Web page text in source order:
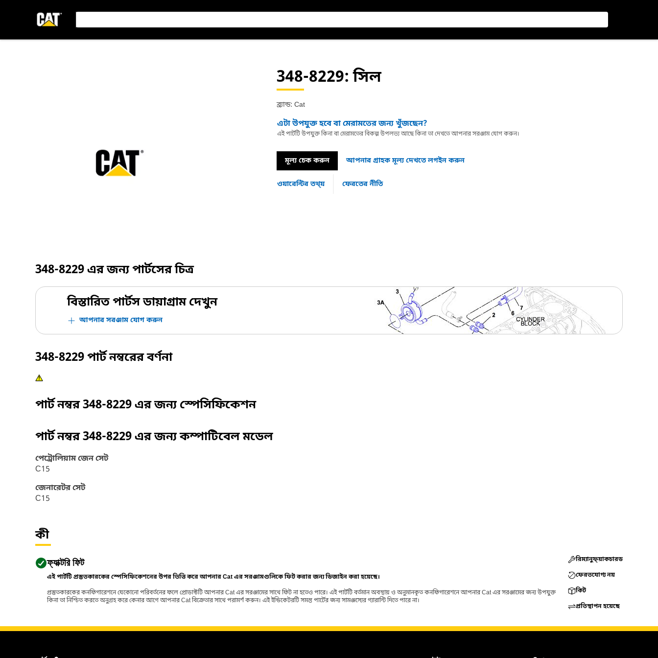
348-8229: সিল
ব্র্যান্ড: Cat
এটা উপযুক্ত হবে বা মেরামতের জন্য খুঁজছেন?
এই পার্টটি উপযুক্ত কিনা বা মেরামতের বিকল্প উপলভ্য আছে কিনা তা দেখতে আপনার সরঞ্জাম যোগ করুন।
মূল্য চেক করুন আপনার গ্রাহক মূল্য দেখতে লগইন করুন
ওয়ারেন্টির তথ্য় ফেরতের নীতি
348-8229এর জন্য পার্টসের চিত্র
বিস্তারিত পার্টস ডায়াগ্রাম দেখুন
আপনার সরঞ্জাম যোগ করুন
348-8229পার্ট নম্বরের বর্ণনা
পার্ট নম্বর348-8229এর জন্য স্পেসিফিকেশন
পার্ট নম্বর348-8229এর জন্য কম্পাটিবেল মডেল
পেট্রোলিয়াম জেন সেট
C15
জেনারেটর সেট
C15
কী
ফ্যাক্টরি ফিট
এই পার্টটি প্রস্তুতকারকের স্পেসিফিকেশনের উপর ভিত্তি করে আপনার Cat এর সরঞ্জামগুলিকে ফিট করার জন্য ডিজাইন করা হয়েছে।
প্রস্তুতকারকের কনফিগারেশনে যেকোনো পরিবর্তনের ফলে প্রোডাক্টটি আপনার Cat এর সরঞ্জামের সাথে ফিট না হতেও পারে। এই পার্টটি বর্তমান অবস্থায় ও অনুমানকৃত কনফিগারেশনে আপনার Cat এর সরঞ্জামের জন্য উপযুক্ত
কিনা তা নিশ্চিত করতে অনুগ্রহ করে কেনার আগে আপনার Cat বিক্রেতার সাথে পরামর্শ করুন। এই ইন্ডিকেটরটি সমস্ত পার্টের জন্য সামঞ্জস্যের গ্যারান্টি দিতে পারে না।
রিম্যানুফ্য়াকচারড
ফেরতযোগ্য নয়
কিট
প্রতিস্থাপন হয়েছে